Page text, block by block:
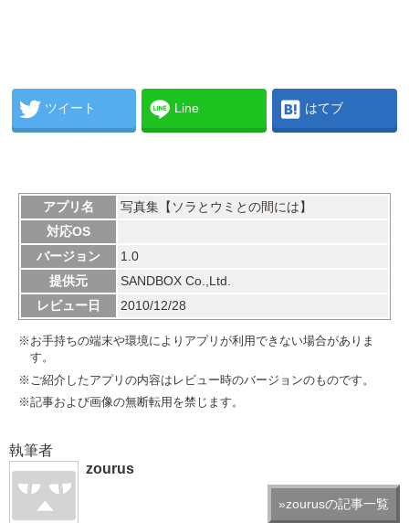
ツイート Line はてブ
アプリ名
写真集【ソラとウミとの間には】
対応OS
バージョン
1.0
提供元
SANDBOX Co.,Ltd.
レビュー日
2010/12/28
※お手持ちの端末や環境によりアプリが利用できない場合がありま
す。
※ご紹介したアプリの内容はレビュー時のバージョンのものです。
※記事および画像の無断転用を禁じます。
執筆者
zourus
»zourusの記事一覧